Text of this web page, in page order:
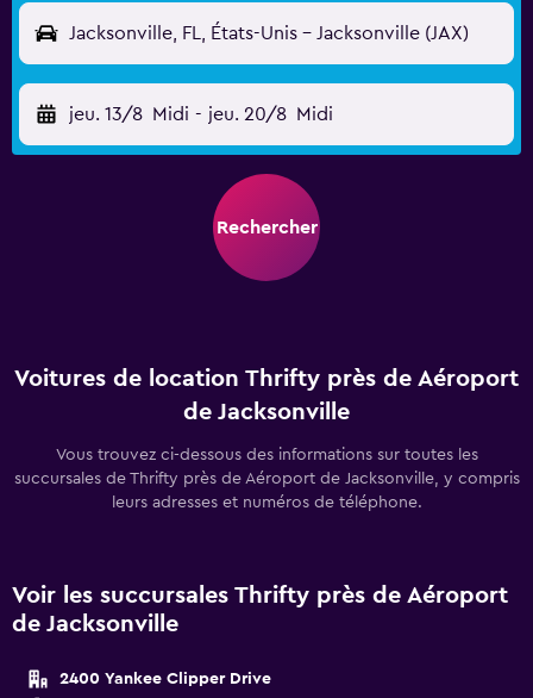
Jacksonville, FL, États-Unis - Jacksonville (JAX)
jeu. 13/8 Midi - jeu. 20/8 Midi
Rechercher
Voitures de location Thrifty près de Aéroport
de Jacksonville
Vous trouvez ci-dessous des informations sur toutes les
succursales de Thrifty près de Aéroport de Jacksonville, y compris
leurs adresses et numéros de téléphone.
Voir les succursales Thrifty près de Aéroport
de Jacksonville
2400 Yankee Clipper Drive